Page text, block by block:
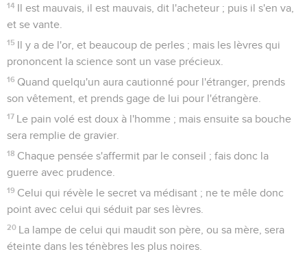
14 Il est mauvais, il est mauvais, dit l'acheteur ; puis il s'en va,
et se vante.
15 Il y a de l'or, et beaucoup de perles ; mais les lèvres qui
prononcent la science sont un vase précieux.
16 Quand quelqu'un aura cautionné pour l'étranger, prends
son vêtement, et prends gage de lui pour l'étrangère.
17 Le pain volé est doux à l'homme ; mais ensuite sa bouche
sera remplie de gravier.
18 Chaque pensée s'affermit par le conseil ; fais donc la
guerre avec prudence.
19 Celui qui révèle le secret va médisant ; ne te mêle donc
point avec celui qui séduit par ses lèvres.
20 La lampe de celui qui maudit son père, ou sa mère, sera
éteinte dans les ténèbres les plus noires.